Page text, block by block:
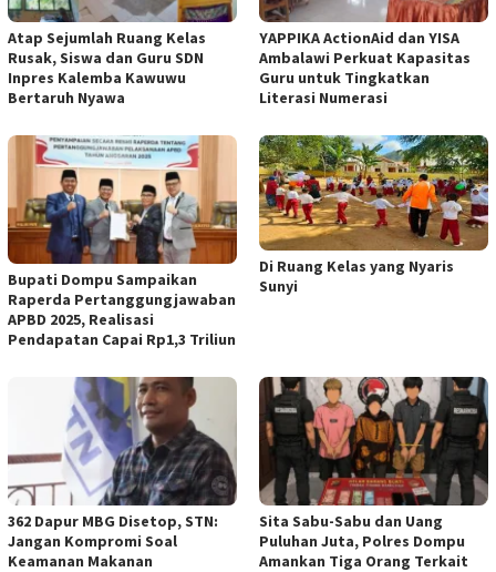
Atap Sejumlah Ruang Kelas
Rusak, Siswa dan Guru SDN
Inpres Kalemba Kawuwu
Bertaruh Nyawa
YAPPIKA ActionAid dan YISA
Ambalawi Perkuat Kapasitas
Guru untuk Tingkatkan
Literasi Numerasi
Bupati Dompu Sampaikan
Raperda Pertanggungjawaban
APBD 2025, Realisasi
Pendapatan Capai Rp1,3 Triliun
Di Ruang Kelas yang Nyaris
Sunyi
362 Dapur MBG Disetop, STN:
Jangan Kompromi Soal
Keamanan Makanan
Sita Sabu-Sabu dan Uang
Puluhan Juta, Polres Dompu
Amankan Tiga Orang Terkait